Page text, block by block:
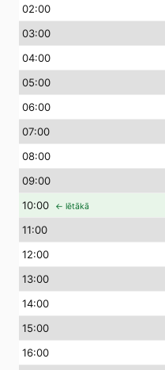
02:00
03:00
04:00
05:00
06:00
07:00
08:00
09:00
10:00 ← lētākā
11:00
12:00
13:00
14:00
15:00
16:00